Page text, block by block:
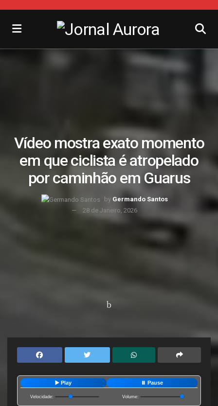
Vídeo mostra exato momento
em que ciclista é atropelado
por caminhão em Guarus
by Germando Santos
28 de Janeiro, 2026
▶️ Play ⏸️ Pause
Velocidade: Volume: